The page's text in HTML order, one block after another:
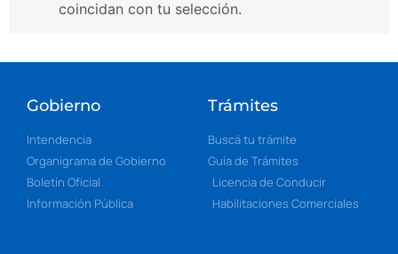
coincidan con tu selección.
Gobierno
Intendencia
Organigrama de Gobierno
Boletín Oficial
Información Pública
Trámites
Buscá tu trámite
Guía de Trámites
Licencia de Conducir
Habilitaciones Comerciales